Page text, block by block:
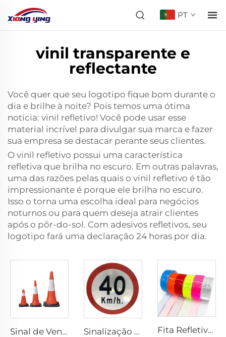
PT
vinil transparente e
reflectante
Você quer que seu logotipo fique bom durante o
dia e brilhe à noite? Pois temos uma ótima
notícia: vinil refletivo! Você pode usar esse
material incrível para divulgar sua marca e fazer
sua empresa se destacar perante seus clientes.
O vinil refletivo possui uma característica
refletiva que brilha no escuro. Em outras palavras,
uma das razões pelas quais o vinil refletivo é tão
impressionante é porque ele brilha no escuro.
Isso o torna uma escolha ideal para negócios
noturnos ou para quem deseja atrair clientes
após o pôr-do-sol. Com adesivos refletivos, seu
logotipo fará uma declaração 24 horas por dia.
Sinal de Venda Quente Cones de Trânsito de PVC Flexível Refletivo de Segurança Sinalização Refletiva Personalizada de Preço Barato para Segurança no Trânsito Fita Refletiva Xadrez de PVC para Costurar, Tecido Refletivo para Jaquetas, Coletes e Bolsas